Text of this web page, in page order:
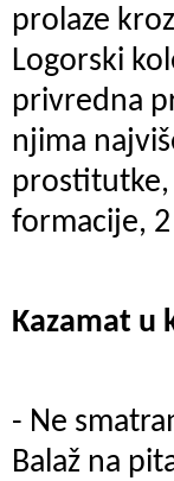
prolaze
Logorski
privredna
njima
formacije, 2
Kazamat u
- Ne
Balaž na